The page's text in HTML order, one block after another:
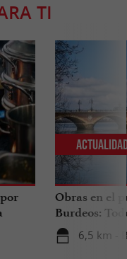
TI
Obras en el
Burdeos:
tus viajes en
6,5 km -